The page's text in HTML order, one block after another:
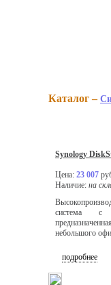
Каталог –
Synology
Цена: 23 007
Наличие: на
система
небольшого
подробнее